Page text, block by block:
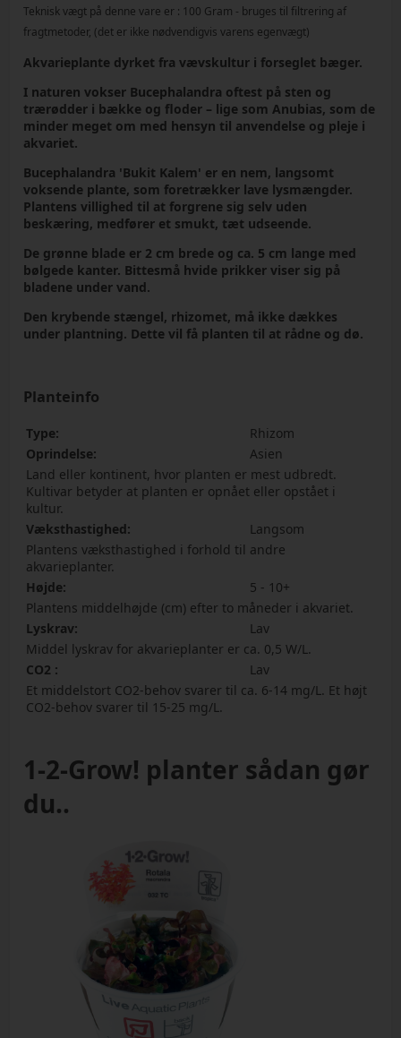
Teknisk vægt på denne vare er : 100 Gram - bruges til filtrering af
fragtmetoder, (det er ikke nødvendigvis varens egenvægt)
Akvarieplante dyrket fra vævskultur i forseglet bæger.
I naturen vokser Bucephalandra oftest på sten og
trærødder i bække og floder – lige som Anubias, som de
minder meget om med hensyn til anvendelse og pleje i
akvariet.
Bucephalandra 'Bukit Kalem' er en nem, langsomt
voksende plante, som foretrækker lave lysmængder.
Plantens villighed til at forgrene sig selv uden
beskæring, medfører et smukt, tæt udseende.
De grønne blade er 2 cm brede og ca. 5 cm lange med
bølgede kanter. Bittesmå hvide prikker viser sig på
bladene under vand.
Den krybende stængel, rhizomet, må ikke dækkes
under plantning. Dette vil få planten til at rådne og dø.
Planteinfo
Type:
Rhizom
Oprindelse:
Asien
Land eller kontinent, hvor planten er mest udbredt.
Kultivar betyder at planten er opnået eller opstået i
kultur.
Væksthastighed:
Langsom
Plantens væksthastighed i forhold til andre
akvarieplanter.
Højde:
5 - 10+
Plantens middelhøjde (cm) efter to måneder i akvariet.
Lyskrav:
Lav
Middel lyskrav for akvarieplanter er ca. 0,5 W/L.
CO2 :
Lav
Et middelstort CO2-behov svarer til ca. 6-14 mg/L. Et højt
CO2-behov svarer til 15-25 mg/L.
1-2-Grow! planter sådan gør
du..